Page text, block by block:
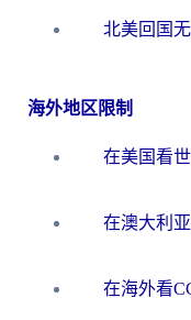
海外地区限制